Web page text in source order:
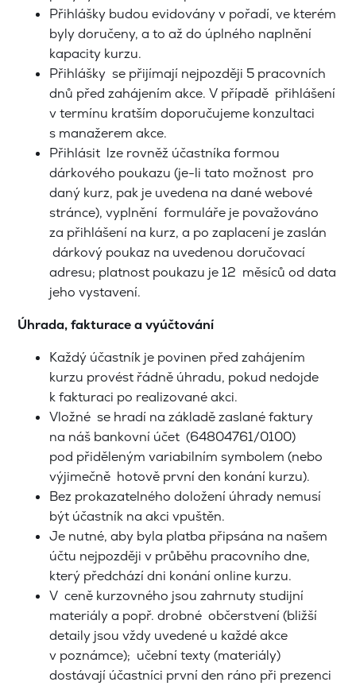
Přihlášky budou evidovány v pořadí, ve kterém
byly doručeny, a to až do úplného naplnění
kapacity kurzu.
Přihlášky se přijímají nejpozději 5 pracovních
dnů před zahájením akce. V případě přihlášení
v termínu kratším doporučujeme konzultaci
s manažerem akce.
Přihlásit lze rovněž účastníka formou
dárkového poukazu (je-li tato možnost pro
daný kurz, pak je uvedena na dané webové
stránce), vyplnění formuláře je považováno
za přihlášení na kurz, a po zaplacení je zaslán
dárkový poukaz na uvedenou doručovací
adresu; platnost poukazu je 12 měsíců od data
jeho vystavení.
Úhrada, fakturace a vyúčtování
Každý účastník je povinen před zahájením
kurzu provést řádně úhradu, pokud nedojde
k fakturaci po realizované akci.
Vložné se hradí na základě zaslané faktury
na náš bankovní účet (64804761/0100)
pod přiděleným variabilním symbolem (nebo
výjimečně hotově první den konání kurzu).
Bez prokazatelného doložení úhrady nemusí
být účastník na akci vpuštěn.
Je nutné, aby byla platba připsána na našem
účtu nejpozději v průběhu pracovního dne,
který předchází dni konání online kurzu.
V ceně kurzovného jsou zahrnuty studijní
materiály a popř. drobné občerstvení (bližší
detaily jsou vždy uvedené u každé akce
v poznámce); učební texty (materiály)
dostávají účastníci první den ráno při prezenci